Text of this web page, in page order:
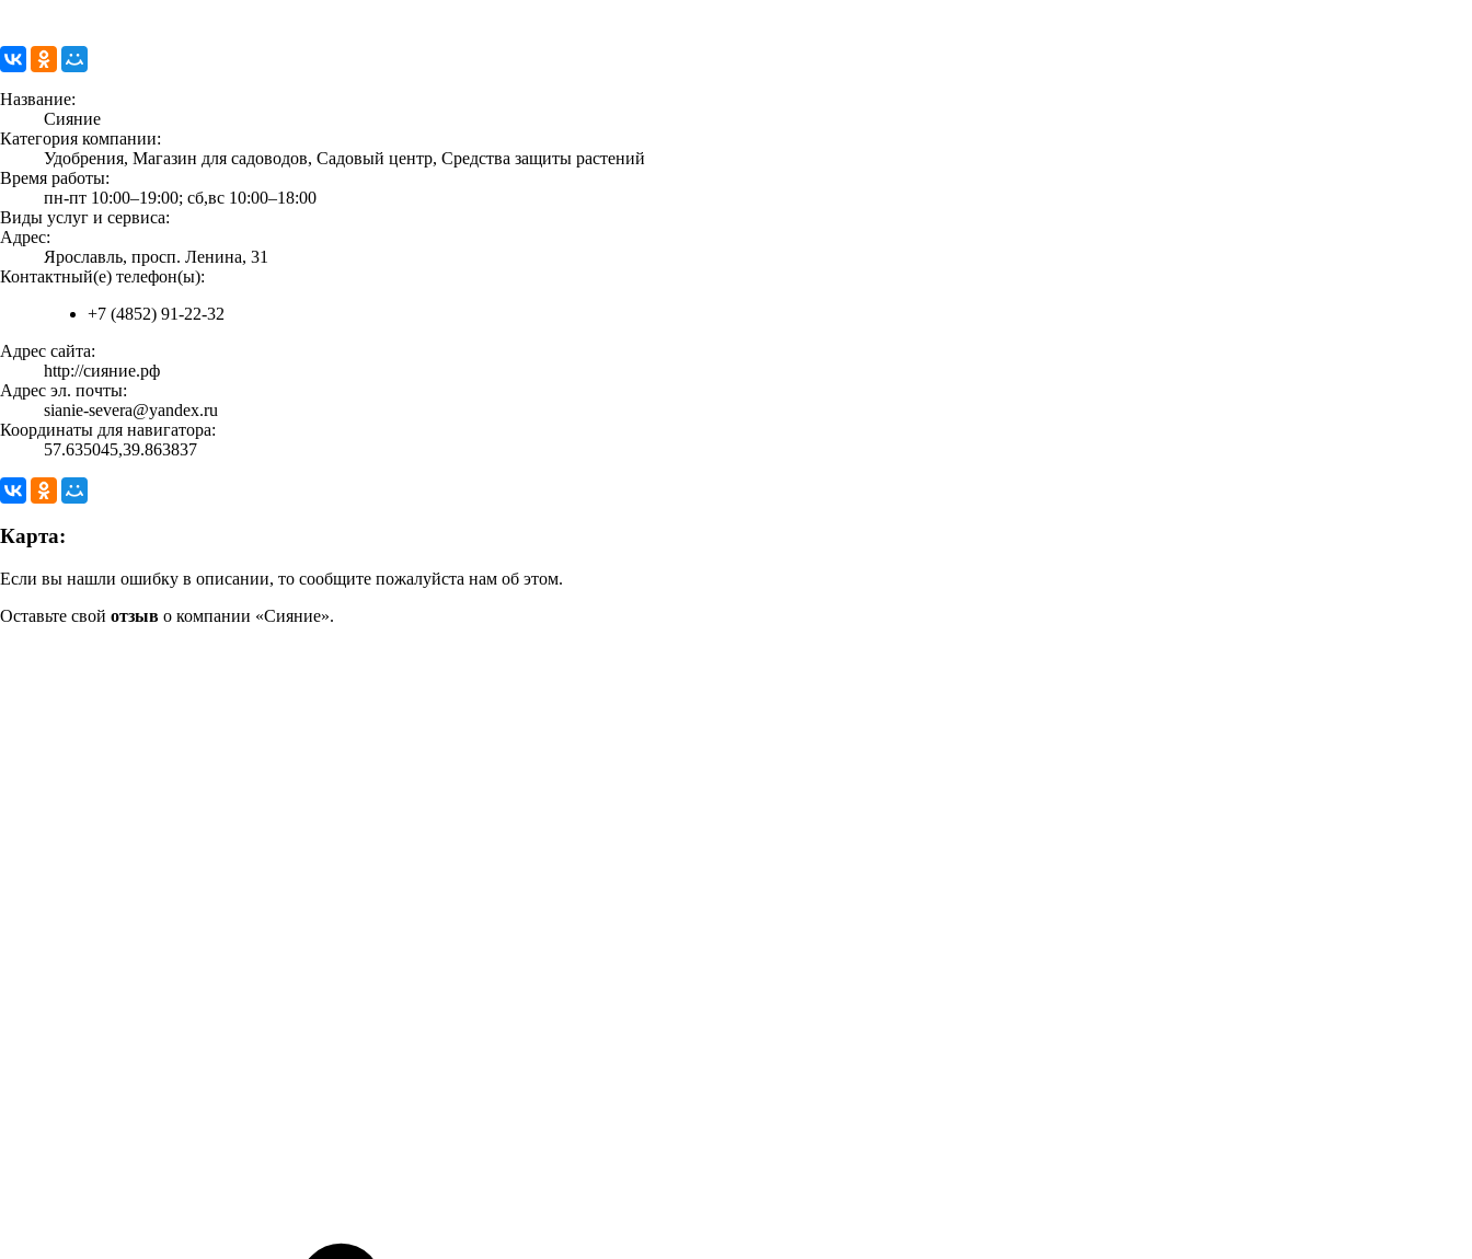
Название:
Сияние
Категория компании:
Удобрения, Магазин для садоводов, Садовый центр, Средства защиты растений
Время работы:
пн-пт 10:00–19:00; сб,вс 10:00–18:00
Виды услуг и сервиса:
Адрес:
Ярославль, просп. Ленина, 31
Контактный(е) телефон(ы):
+7 (4852) 91-22-32
Адрес сайта:
http://сияние.рф
Адрес эл. почты:
sianie-severa@yandex.ru
Координаты для навигатора:
57.635045,39.863837
Карта:
Если вы нашли ошибку в описании, то сообщите пожалуйста нам об этом.
Оставьте свой отзыв о компании «Сияние».